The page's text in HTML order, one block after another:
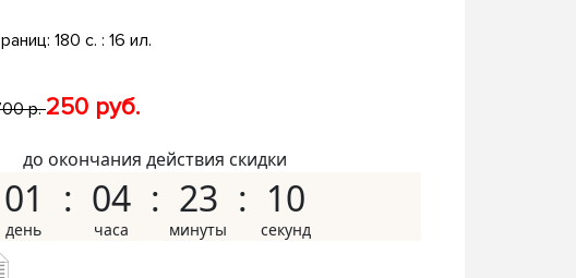
180 с. : 16 ил.
р.250 руб.
до окончания действия скидки
01 04 23 09